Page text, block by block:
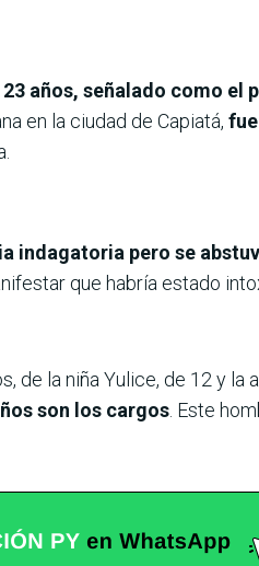
23 años, señalado como
en la ciudad de Capiatá,
indagatoria pero se
que habría estado
de la niña Yulice, de 12 y la
son los cargos . Este